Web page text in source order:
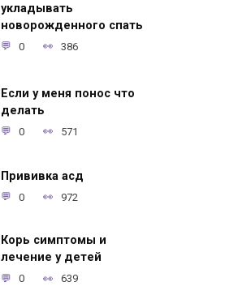
укладывать
новорожденного спать
0 386
Если у меня понос что
делать
0 571
Прививка асд
0 972
Корь симптомы и
лечение у детей
0 639